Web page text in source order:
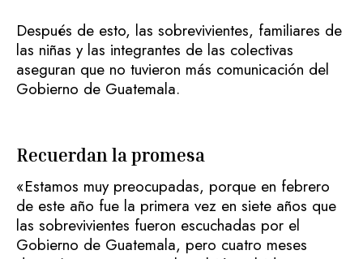
Después de esto, las sobrevivientes, familiares de
las niñas y las integrantes de las colectivas
aseguran que no tuvieron más comunicación del
Gobierno de Guatemala.
Recuerdan la promesa
«Estamos muy preocupadas, porque en febrero
de este año fue la primera vez en siete años que
las sobrevivientes fueron escuchadas por el
Gobierno de Guatemala, pero cuatro meses